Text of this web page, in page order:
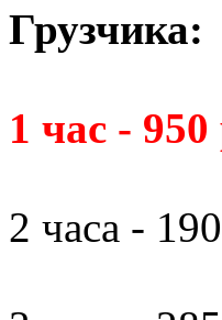
Грузчика:
1 час - 950
2 часа -